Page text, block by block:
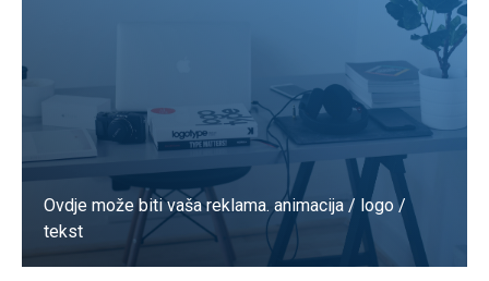
Ovdje može biti vaša reklama. animacija / logo /
tekst